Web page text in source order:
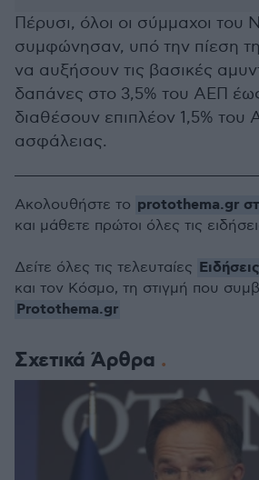
Πέρυσι, όλοι οι σύμμαχοι του
συμφώνησαν, υπό την πίεση
να αυξήσουν τις βασικές
δαπάνες στο 3,5% του ΑΕΠ
διαθέσουν επιπλέον 1,5% του
ασφάλειας.
Σχετικά Άρθρα
Ακολουθήστε το protothema.gr
και μάθετε πρώτοι όλες τις
Δείτε όλες τις τελευταίες Ειδήσεις
και τον Κόσμο, τη στιγμή που
Protothema.gr